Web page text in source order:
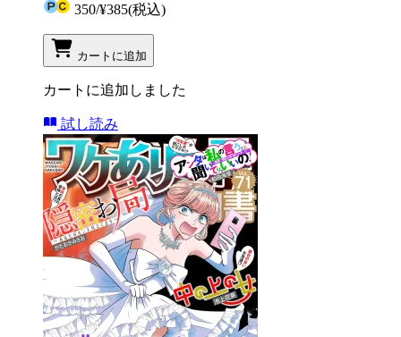
350/¥385(税込)
カートに追加
カートに追加しました
試し読み